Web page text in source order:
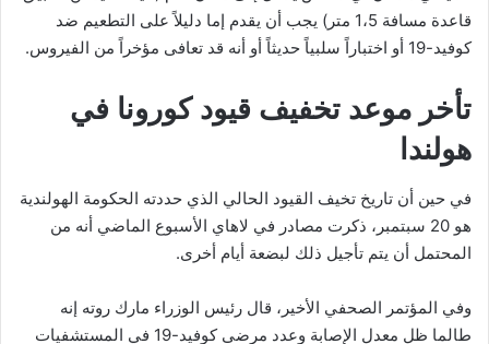
قاعدة مسافة 1،5 متر) يجب أن يقدم إما دليلاً على التطعيم ضد
كوفيد-19 أو اختباراً سلبياً حديثاً أو أنه قد تعافى مؤخراً من الفيروس.
تأخر موعد تخفيف قيود كورونا في
هولندا
في حين أن تاريخ تخيف القيود الحالي الذي حددته الحكومة الهولندية
هو 20 سبتمبر، ذكرت مصادر في لاهاي الأسبوع الماضي أنه من
المحتمل أن يتم تأجيل ذلك لبضعة أيام أخرى.
وفي المؤتمر الصحفي الأخير، قال رئيس الوزراء مارك روته إنه
طالما ظل معدل الإصابة وعدد مرضى كوفيد-19 في المستشفيات